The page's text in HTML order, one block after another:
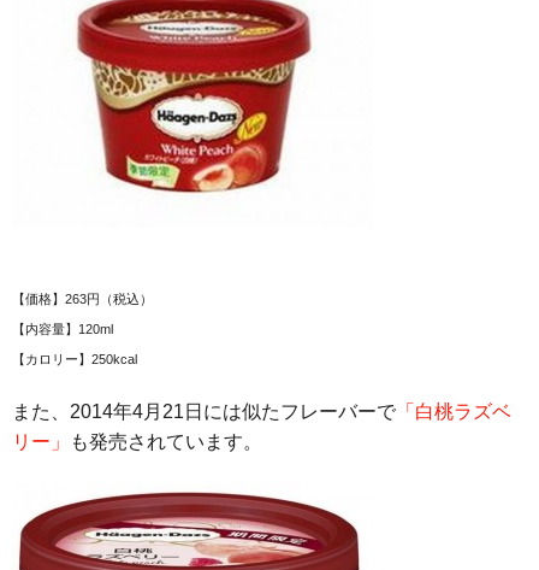
【価格】263円（税込）
【内容量】120ml
【カロリー】250kcal
また、2014年4月21日には似たフレーバーで 「白桃ラズベ
リー」
も発売されています。